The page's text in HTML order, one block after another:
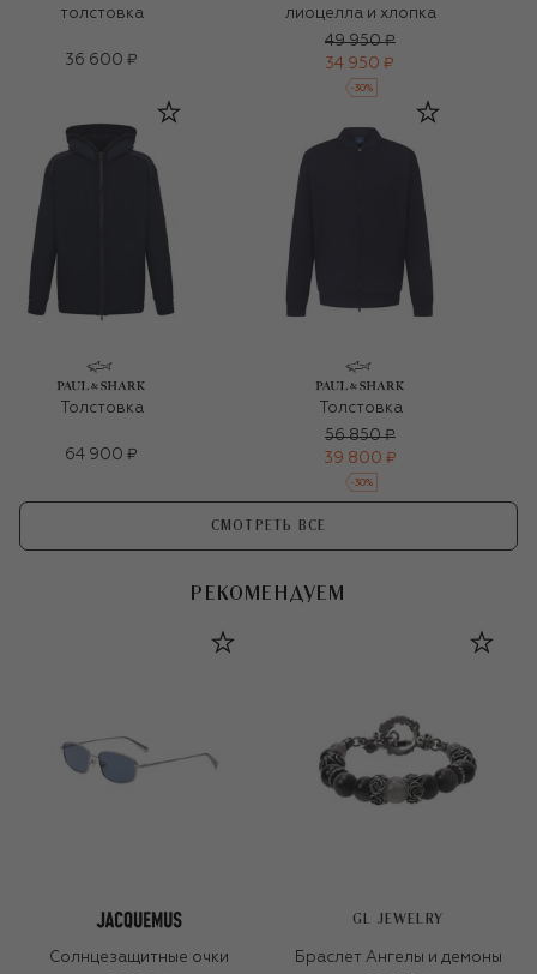
толстовка
36 600 ₽
лиоцелла и хлопка
49 950 ₽
34 950 ₽
-30%
Толстовка
64 900 ₽
Толстовка
56 850 ₽
39 800 ₽
-30%
СМОТРЕТЬ ВСЕ
РЕКОМЕНДУЕМ
Солнцезащитные очки
GL JEWELRY
Браслет Ангелы и демоны